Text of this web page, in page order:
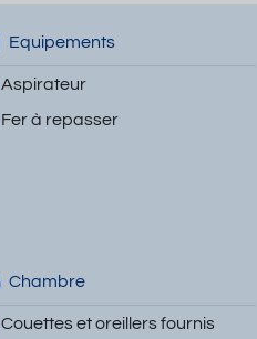
Equipements
Aspirateur
Fer à repasser
Chambre
Couettes et oreillers fournis